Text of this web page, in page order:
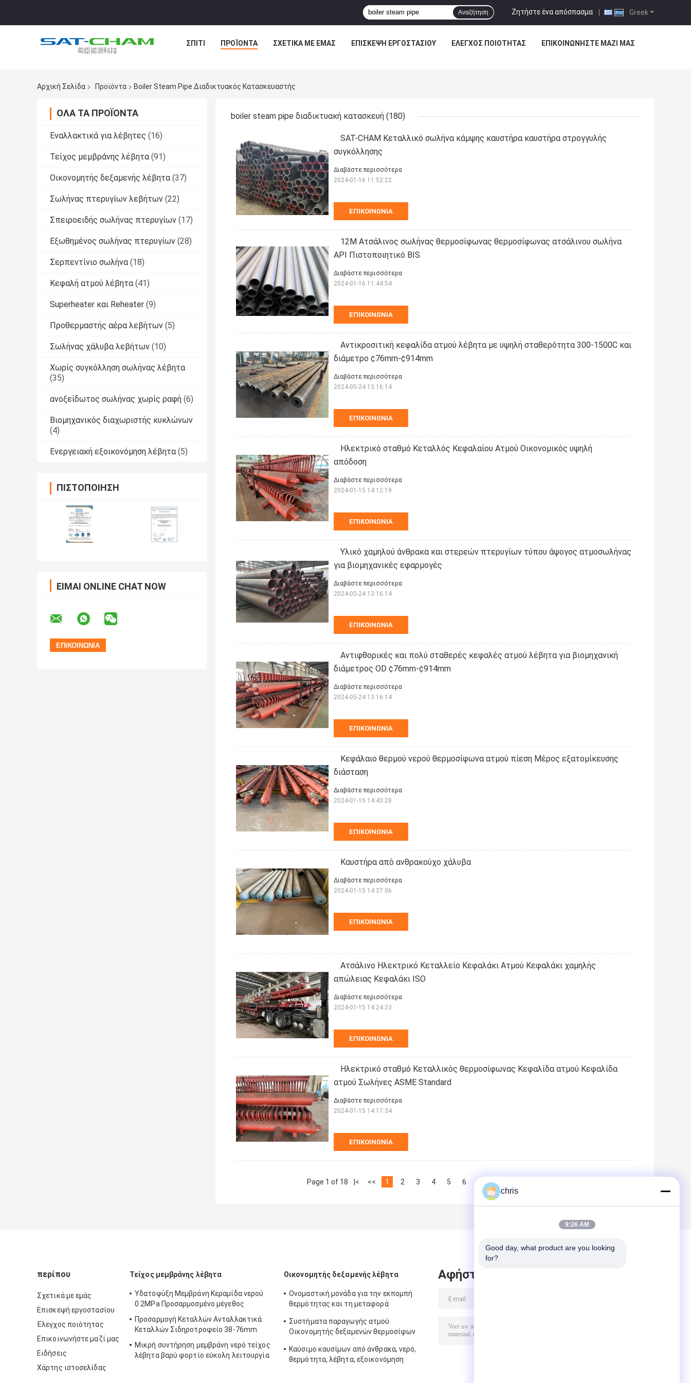
Greek
Ζητήστε ένα απόσπασμα |
Αναζήτηση
ΣΠΊΤΙ ΠΡΟΪΌΝΤΑ ΣΧΕΤΙΚΆ ΜΕ ΕΜΆΣ ΕΠΙΣΚΕΨΉ ΕΡΓΟΣΤΑΣΊΟΥ ΈΛΕΓΧΟΣ ΠΟΙΌΤΗΤΑΣ ΕΠΙΚΟΙΝΩΝΉΣΤΕ ΜΑΖΊ ΜΑΣ
Αρχική Σελίδα Προϊόντα Boiler Steam Pipe Διαδικτυακός Κατασκευαστής
ΌΛΑ ΤΑ ΠΡΟΪΌΝΤΑ
Εναλλακτικά για λέβητες (16)
Τείχος μεμβράνης λέβητα (91)
Οικονομητής δεξαμενής λέβητα (37)
Σωλήνας πτερυγίων λεβήτων (22)
Σπειροειδής σωλήνας πτερυγίων (17)
Εξωθημένος σωλήνας πτερυγίων (28)
Σερπεντίνιο σωλήνα (18)
Κεφαλή ατμού λέβητα (41)
Superheater και Reheater (9)
Προθερμαστής αέρα λεβήτων (5)
Σωλήνας χάλυβα λεβήτων (10)
Χωρίς συγκόλληση σωλήνας λέβητα
(35)
ανοξείδωτος σωλήνας χωρίς ραφή (6)
Βιομηχανικός διαχωριστής κυκλώνων
(4)
Ενεργειακή εξοικονόμηση λέβητα (5)
ΠΙΣΤΟΠΟΊΗΣΗ
ΕΊΜΑΙ ONLINE CHAT NOW
boiler steam pipe διαδικτυακή κατασκευή (180)
SAT-CHAM Κεταλλικό σωλήνα κάμψης καυστήρα καυστήρα στρογγυλής
συγκόλλησης
ΕΠΙΚΟΙΝΩΝΊΑ
Διαβάστε περισσότερα
2024-01-16 11:52:22
12M Ατσάλινος σωλήνας θερμοσίφωνας θερμοσίφωνας ατσάλινου σωλήνα
API Πιστοποιητικό BIS
ΕΠΙΚΟΙΝΩΝΊΑ
Διαβάστε περισσότερα
2024-01-16 11:44:54
Αντικροσιτική κεφαλίδα ατμού λέβητα με υψηλή σταθερότητα 300-1500C και
διάμετρο ¢76mm-¢914mm
ΕΠΙΚΟΙΝΩΝΊΑ
Διαβάστε περισσότερα
2024-05-24 13:16:14
Ηλεκτρικό σταθμό Κεταλλός Κεφαλαίου Ατμού Οικονομικός υψηλή
απόδοση
ΕΠΙΚΟΙΝΩΝΊΑ
Διαβάστε περισσότερα
2024-01-15 14:12:19
Υλικό χαμηλού άνθρακα και στερεών πτερυγίων τύπου άψογος ατμοσωλήνας
για βιομηχανικές εφαρμογές
ΕΠΙΚΟΙΝΩΝΊΑ
Διαβάστε περισσότερα
2024-05-24 13:16:14
Αντιφθορικές και πολύ σταθερές κεφαλές ατμού λέβητα για βιομηχανική
διάμετρος OD ¢76mm-¢914mm
ΕΠΙΚΟΙΝΩΝΊΑ
Διαβάστε περισσότερα
2024-05-24 13:16:14
Κεφάλαιο θερμού νερού θερμοσίφωνα ατμού πίεση Μέρος εξατομίκευσης
διάσταση
ΕΠΙΚΟΙΝΩΝΊΑ
Διαβάστε περισσότερα
2024-01-15 14:43:28
Καυστήρα από ανθρακούχο χάλυβα
ΕΠΙΚΟΙΝΩΝΊΑ
Διαβάστε περισσότερα
2024-01-15 14:37:06
Ατσάλινο Ηλεκτρικό Κεταλλείο Κεφαλάκι Ατμού Κεφαλάκι χαμηλής
απώλειας Κεφαλάκι ISO
ΕΠΙΚΟΙΝΩΝΊΑ
Διαβάστε περισσότερα
2024-01-15 14:24:23
Ηλεκτρικό σταθμό Κεταλλικός θερμοσίφωνας Κεφαλίδα ατμού Κεφαλίδα
ατμού Σωλήνες ASME Standard
ΕΠΙΚΟΙΝΩΝΊΑ
Διαβάστε περισσότερα
2024-01-15 14:17:34
Page 1 of 18 |< << 1 2 3 4 5 6 8
περίπου
Σχετικά με εμάς
Επισκεψή εργοστασίου
Έλεγχος ποιότητας
Επικοινωνήστε μαζί μας
Ειδήσεις
Χάρτης ιστοσελίδας
Τείχος μεμβράνης λέβητα
Υδατοψύξη Μεμβράνη Κεραμίδα νερού
0.2MPa Προσαρμοσμένο μέγεθος
Προσαρμογή Κεταλλών Ανταλλακτικά
Κεταλλών Σιδηροτροφείο 38-76mm
Μικρή συντήρηση μεμβράνη νερό τείχος
λέβητα βαρύ φορτίο εύκολη λειτουργία
Οικονομητής δεξαμενής λέβητα
Ονομαστική μονάδα για την εκπομπή
θερμότητας και τη μεταφορά
Συστήματα παραγωγής ατμού
Οικονομητής δεξαμενών θερμοσίφων
Καύσιμο καυσίμων από άνθρακα, νερό,
θερμότητα, λέβητα, εξοικονόμηση
Αφήστε μήνυμα
chris
9:26 AM
Good day, what product are you looking
for?